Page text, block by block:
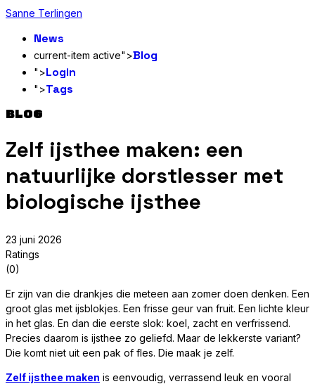
Sanne Terlingen
News
current-item active">Blog
">Login
">Tags
BLOG
Zelf ijsthee maken: een
natuurlijke dorstlesser met
biologische ijsthee
23 juni 2026
Ratings
(0)
Er zijn van die drankjes die meteen aan zomer doen denken. Een
groot glas met ijsblokjes. Een frisse geur van fruit. Een lichte kleur
in het glas. En dan die eerste slok: koel, zacht en verfrissend.
Precies daarom is ijsthee zo geliefd. Maar de lekkerste variant?
Die komt niet uit een pak of fles. Die maak je zelf.
Zelf ijsthee maken is eenvoudig, verrassend leuk en vooral